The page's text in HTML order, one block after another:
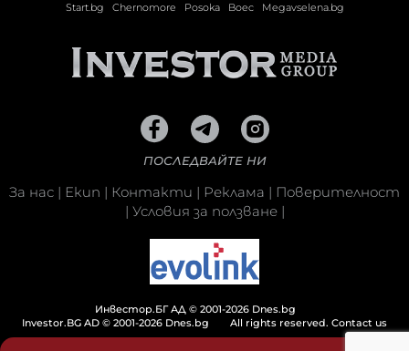
Start.bg
Chernomore Posoka Boec Megavselena.bg
ПОСЛЕДВАЙТЕ НИ
За нас | Екип | Контакти | Реклама | Поверителност
| Условия за ползване|
Инвестор.БГ АД © 2001-2026 Dnes.bg
Investor.BG AD © 2001-2026 Dnes.bg
All rights reserved. Contact us